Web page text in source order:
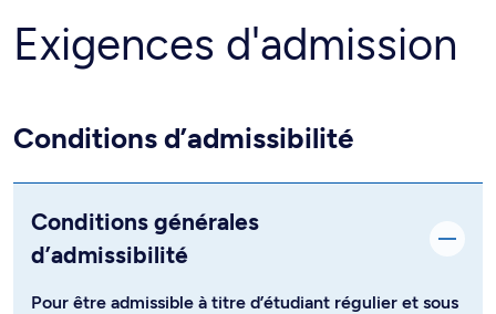
Exigences d'admission
Conditions d’admissibilité
Conditions générales
d’admissibilité
Pour être admissible à titre d’étudiant régulier et sous